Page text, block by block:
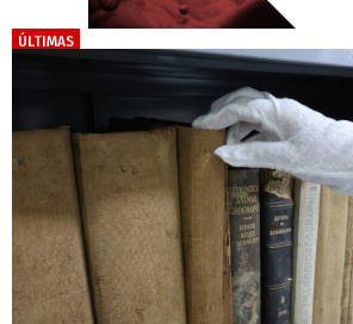
ÚLTIMAS